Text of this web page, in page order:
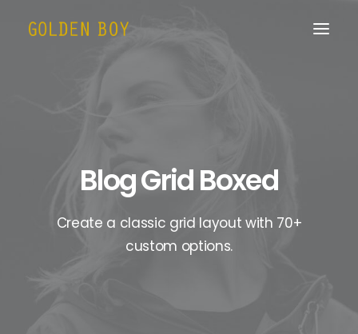
Blog Grid Boxed
Create a classic grid layout with 70+
custom options.